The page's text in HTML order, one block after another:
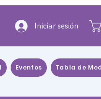
Iniciar sesión
Eventos Tabla de